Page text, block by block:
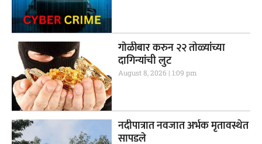
गाेळीबार करुन २२ तोळ्यांच्या
दागिन्यांची लुट
August 8, 2026 1:09 pm
नदीपात्रात नवजात अर्भक मृतावस्थेत
सापडले